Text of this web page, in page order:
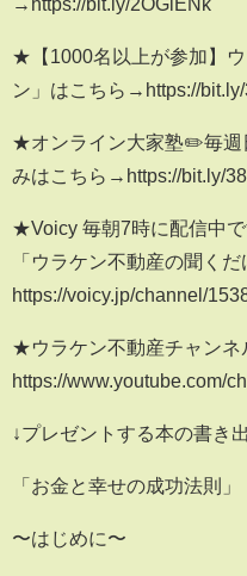
★【1000名以上が参加】
ン」はこちら→https://
★オンライン大家塾✏️毎週
みはこちら→https://bit.ly/
★Voicy 毎朝7時に配信中で
「ウラケン不動産の聞くだ
https://voicy.jp/channel/
★ウラケン不動産チャンネ
https://www.youtube.com/
↓プレゼントする本の書き
「お金と幸せの成功法則」
〜はじめに〜